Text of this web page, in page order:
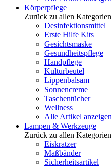
Körperpflege
Zurück zu allen Kategorien
Desinfektionsmittel
Erste Hilfe Kits
Gesichtsmaske
Gesundheitspflege
Handpflege
Kulturbeutel
Lippenbalsam
Sonnencreme
Taschentücher
Wellness
Alle Artikel anzeigen
Lampen & Werkzeuge
Zurück zu allen Kategorien
Eiskratzer
Maßbänder
Sicherheitsartikel